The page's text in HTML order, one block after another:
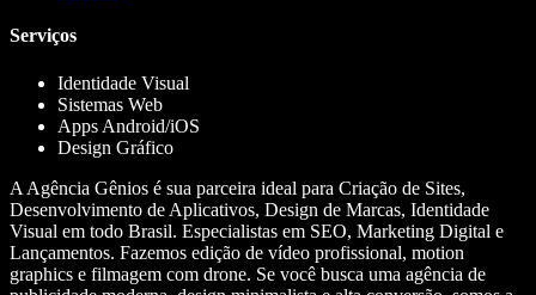
Serviços
Identidade Visual
Sistemas Web
Apps Android/iOS
Design Gráfico
A Agência Gênios é sua parceira ideal para Criação de Sites,
Desenvolvimento de Aplicativos, Design de Marcas, Identidade
Visual em todo Brasil. Especialistas em SEO, Marketing Digital e
Lançamentos. Fazemos edição de vídeo profissional, motion
graphics e filmagem com drone. Se você busca uma agência de